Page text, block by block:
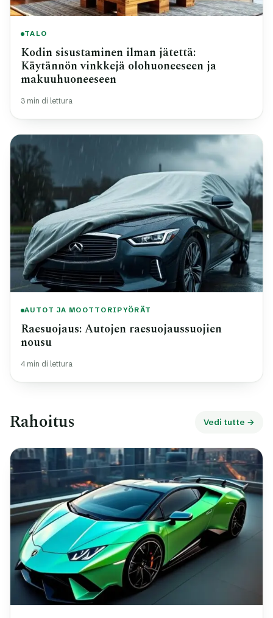
TALO
Kodin sisustaminen ilman jätettä:
Käytännön vinkkejä olohuoneeseen ja
makuuhuoneeseen
3 min di lettura
AUTOT JA MOOTTORIPYÖRÄT
Raesuojaus: Autojen raesuojaussuojien
nousu
4 min di lettura
Rahoitus Vedi tutte →